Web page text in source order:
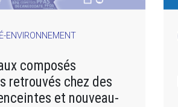
ENVIRONNEMENT
composés
retrouvés chez des
et nouveau-